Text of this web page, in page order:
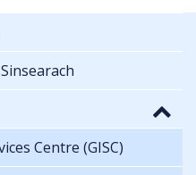
Centre (GISC)